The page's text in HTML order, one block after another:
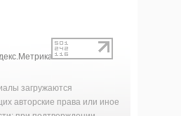
загружаются
авторские права или иное